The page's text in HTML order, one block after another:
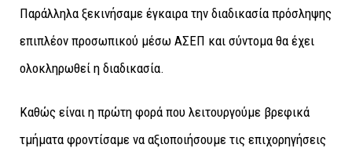
Παράλληλα ξεκινήσαμε έγκαιρα την διαδικασία πρόσληψης
επιπλέον προσωπικού μέσω ΑΣΕΠ και σύντομα θα έχει
ολοκληρωθεί η διαδικασία.
Καθώς είναι η πρώτη φορά που λειτουργούμε βρεφικά
τμήματα φροντίσαμε να αξιοποιήσουμε τις επιχορηγήσεις